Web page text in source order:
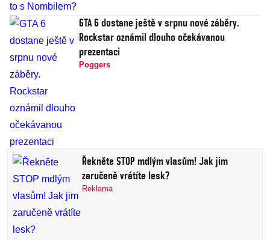
GTA 6 dostane ještě v srpnu nové záběry.
Rockstar oznámil dlouho očekávanou
prezentaci
Poggers
Řekněte STOP mdlým vlasům! Jak jim
zaručeně vrátíte lesk?
Reklama